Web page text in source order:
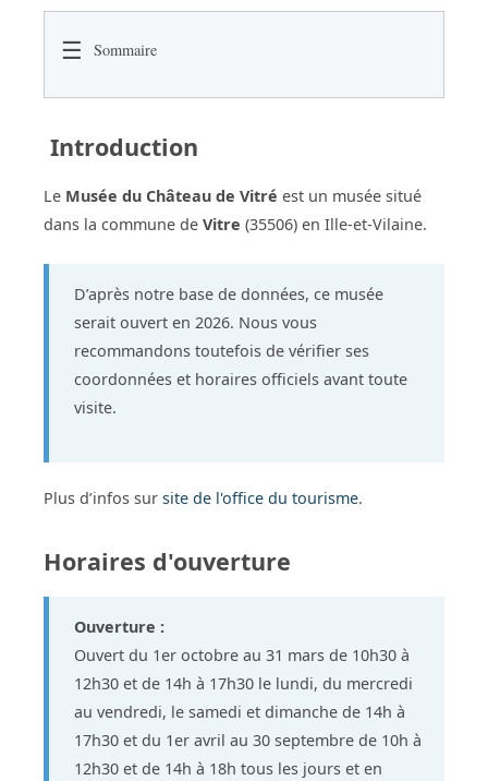
☰ Sommaire
Introduction
Le Musée du Château de Vitré est un musée situé
dans la commune de Vitre (35506) en Ille-et-Vilaine.
D’après notre base de données, ce musée
serait ouvert en 2026. Nous vous
recommandons toutefois de vérifier ses
coordonnées et horaires officiels avant toute
visite.
Plus d’infos sur site de l'office du tourisme.
Horaires d'ouverture
Ouverture :
Ouvert du 1er octobre au 31 mars de 10h30 à
12h30 et de 14h à 17h30 le lundi, du mercredi
au vendredi, le samedi et dimanche de 14h à
17h30 et du 1er avril au 30 septembre de 10h à
12h30 et de 14h à 18h tous les jours et en